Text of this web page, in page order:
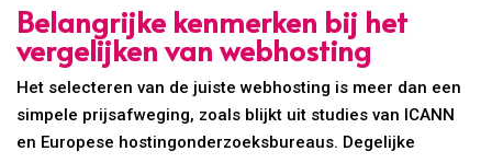
Belangrijke kenmerken bij het
vergelijken van webhosting
Het selecteren van de juiste webhosting is meer dan een
simpele prijsafweging, zoals blijkt uit studies van ICANN
en Europese hostingonderzoeksbureaus. Degelijke